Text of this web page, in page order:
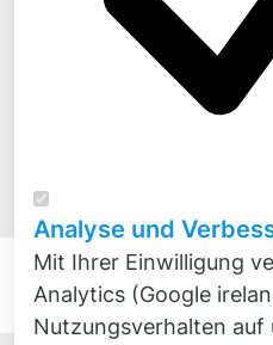
Mit welchen
Sie Ihr System
Durchfluss,
Analyse und
Mit Ihrer Einwilligung
Analytics (Google
Nutzungsverhalten auf